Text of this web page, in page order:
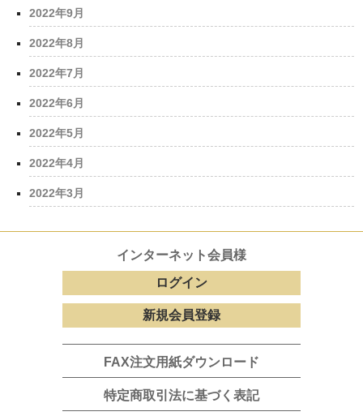
2022年9月
2022年8月
2022年7月
2022年6月
2022年5月
2022年4月
2022年3月
インターネット会員様
ログイン
新規会員登録
FAX注文用紙ダウンロード
特定商取引法に基づく表記